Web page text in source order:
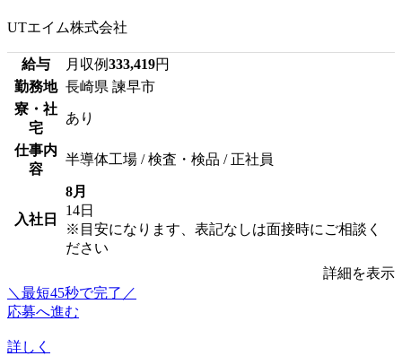
UTエイム株式会社
給与 月収例333,419円
勤務地 長崎県 諫早市
寮・社
宅
あり
仕事内
容
半導体工場 / 検査・検品 / 正社員
入社日
8月
14日
※目安になります、表記なしは面接時にご相談く
ださい
詳細を表示
＼最短45秒で完了／
応募へ進む
詳しく